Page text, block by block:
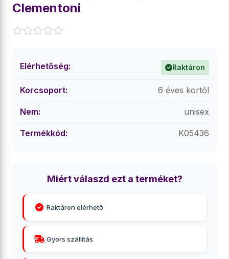
Clementoni
Elérhetőség: Raktáron
Korcsoport: 6 éves kortól
Nem: unisex
Termékkód: K05436
Miért válaszd ezt a terméket?
Raktáron elérhető
Gyors szállítás